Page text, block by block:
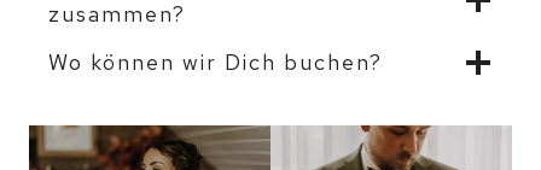
zusammen?
Wo können wir Dich buchen?